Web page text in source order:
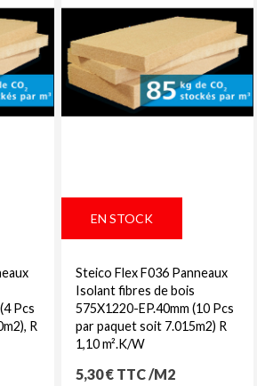
Pcs
R
EN STOCK
Steico Flex F036 Panneaux
Isolant fibres de bois
575X1220-EP.40mm (10 Pcs
par paquet soit 7.015m2) R
1,10 m².K/W
Prix
5,30 € TTC /M2